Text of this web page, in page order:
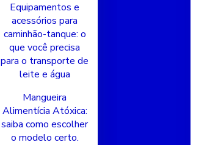
Equipamentos e
acessórios para
caminhão-tanque: o
que você precisa
para o transporte de
leite e água
Mangueira
Alimentícia Atóxica:
saiba como escolher
o modelo certo.